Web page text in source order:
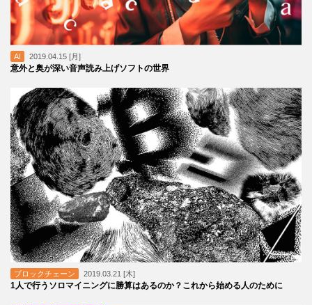
AI 2019.04.15 [月]
意外と奥が深い音声読み上げソフトの世界
ブロックチェーン 2019.03.21 [木]
1人で行うソロマイニングに勝算はあるのか？これから始める人のために